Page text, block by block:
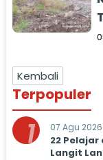
Kembali
Terpopuler
1 07 Agu 2026
22
Langit